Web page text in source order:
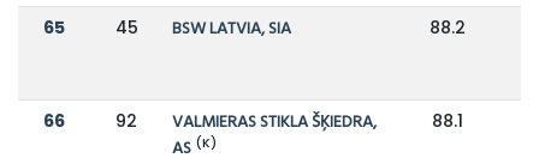
65 45 BSW LATVIA, SIA 88.2
66 92
VALMIERAS STIKLA ŠĶIEDRA,
AS (K)
88.1